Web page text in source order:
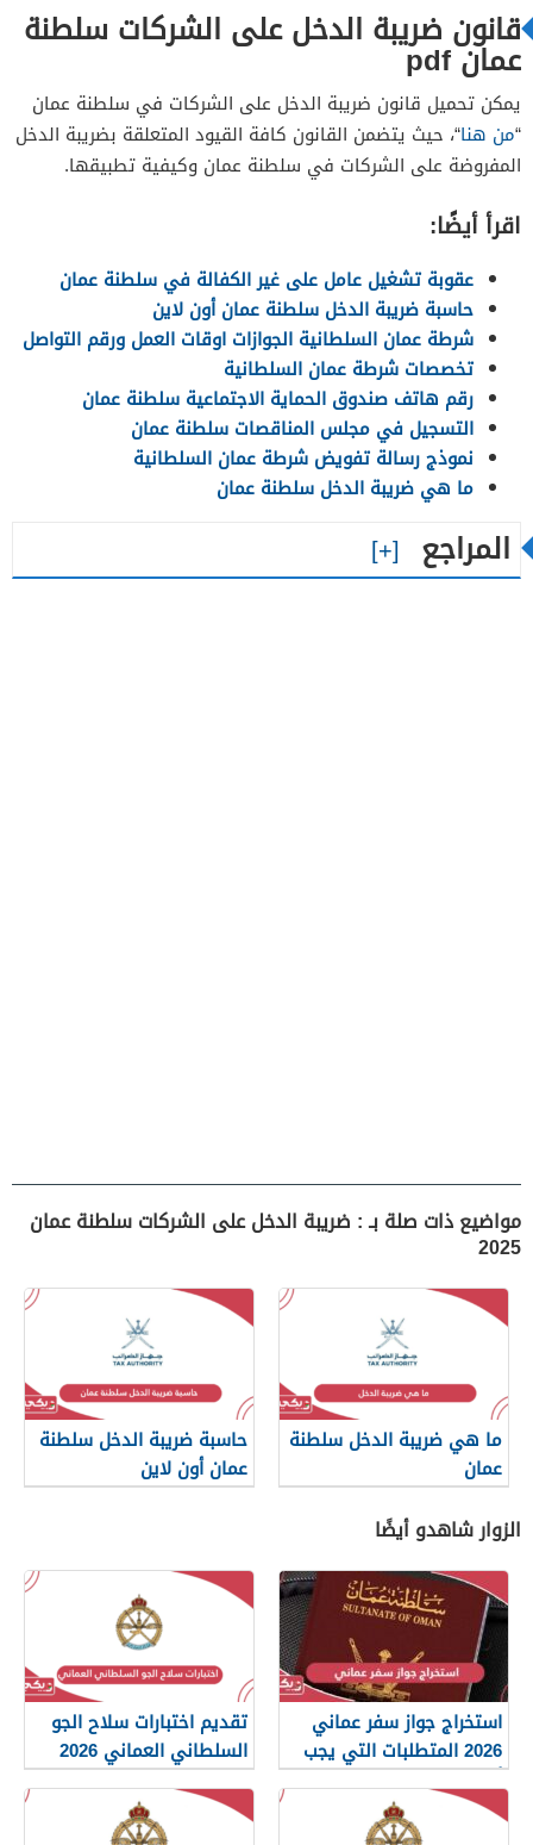
قانون ضريبة الدخل على الشركات سلطنة
عمان pdf
يمكن تحميل قانون ضريبة الدخل على الشركات في سلطنة عمان
“من هنا“، حيث يتضمن القانون كافة القيود المتعلقة بضريبة الدخل
المفروضة على الشركات في سلطنة عمان وكيفية تطبيقها.
اقرأ أيضًا:
عقوبة تشغيل عامل على غير الكفالة في سلطنة عمان
حاسبة ضريبة الدخل سلطنة عمان أون لاين
شرطة عمان السلطانية الجوازات اوقات العمل ورقم التواصل
تخصصات شرطة عمان السلطانية
رقم هاتف صندوق الحماية الاجتماعية سلطنة عمان
التسجيل في مجلس المناقصات سلطنة عمان
نموذج رسالة تفويض شرطة عمان السلطانية
ما هي ضريبة الدخل سلطنة عمان
المراجع
مواضيع ذات صلة بـ : ضريبة الدخل على الشركات سلطنة عمان
2025
ما هي ضريبة الدخل سلطنة
عمان
حاسبة ضريبة الدخل سلطنة
عمان أون لاين
الزوار شاهدو أيضًا
استخراج جواز سفر عماني
2026 المتطلبات التي يجب
أن تعرفها
تقديم اختبارات سلاح الجو
السلطاني العماني 2026